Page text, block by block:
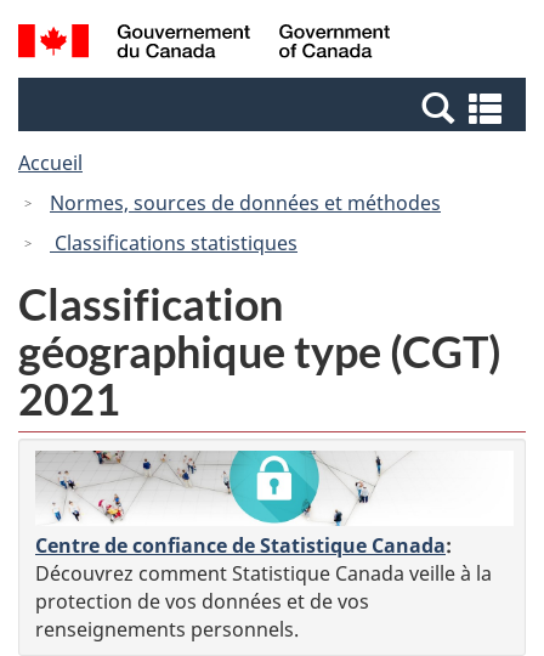
Passer
au
Passer
à
Canada
Recherche
et
et
Accueil
Normes, sources de données et méthodes
Classifications statistiques
Classification
géographique type (CGT)
2021
Centre de confiance de Statistique Canada:
Découvrez comment Statistique Canada veille à la
protection de vos données et de vos
renseignements personnels.